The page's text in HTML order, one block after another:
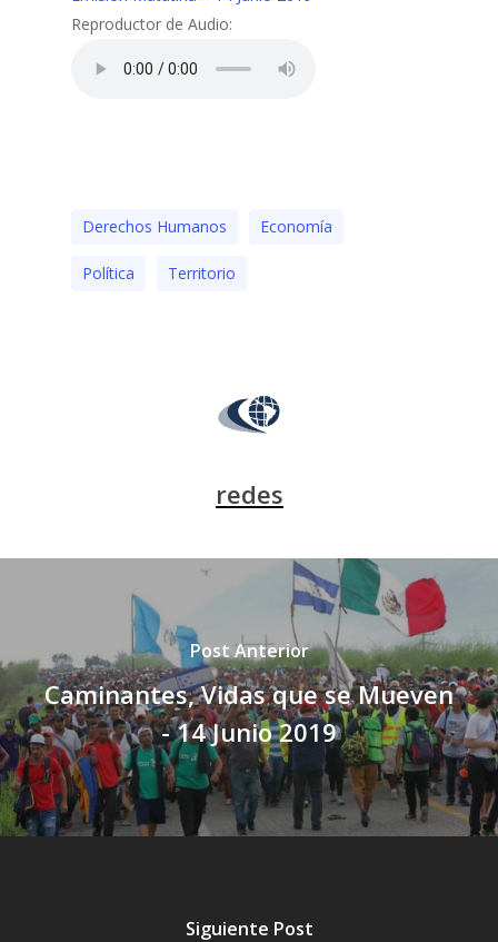
Reproductor de Audio:
Derechos Humanos Economía
Polí­tica Territorio
redes
Post Anterior
Caminantes, Vidas que se Mueven
- 14 Junio 2019
Siguiente Post